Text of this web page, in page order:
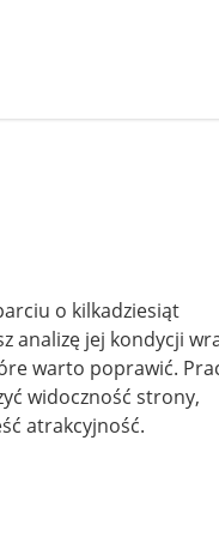
o kilkadziesiąt
analizę jej kondycji
warto poprawić.
widoczność strony,
atrakcyjność.